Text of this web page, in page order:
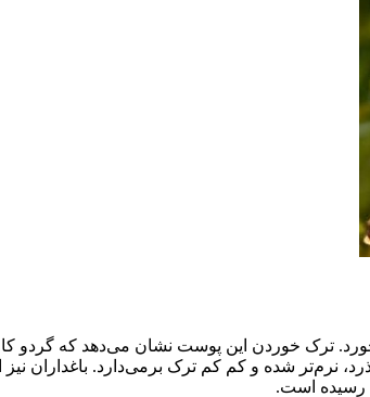
ترک خوردن این پوست نشان می‌دهد که گردو
شده و کم کم ترک برمی‌دارد. باغداران نیز
رسیده است.